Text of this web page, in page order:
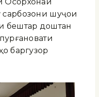
шуҷои
бештар доштан
баргузор